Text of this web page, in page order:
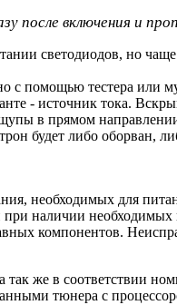
после включения и
светодиодов, но
с помощью тестера или
- источник тока.
в прямом
будет либо оборван,
необходимых для
наличии
компонентов.
так же в соответствии
тюнера с